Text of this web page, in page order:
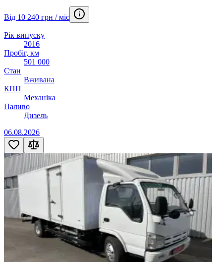
Від 10 240 грн / міс
Рік випуску
2016
Пробіг, км
501 000
Стан
Вживана
КПП
Механіка
Паливо
Дизель
06.08.2026